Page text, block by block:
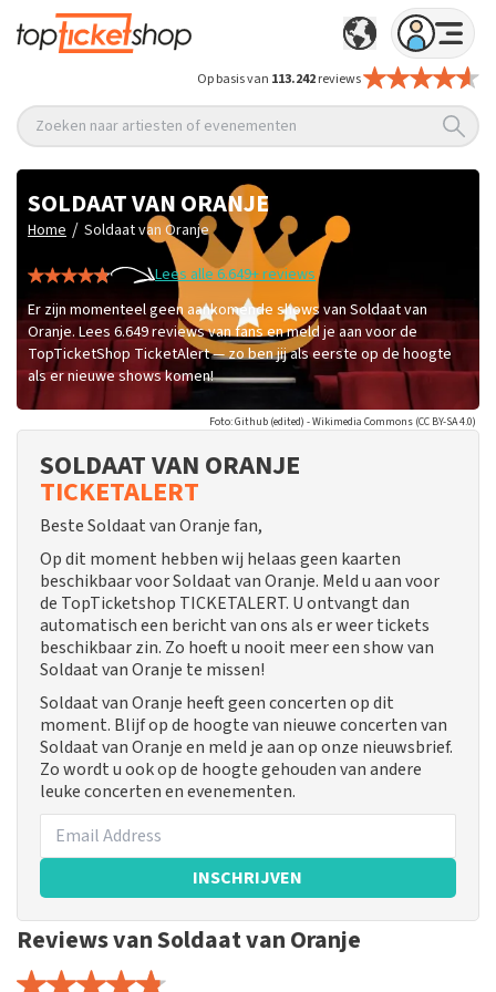
Op basis van 113.242reviews
Zoeken naar artiesten of evenementen
SOLDAAT VAN ORANJE
Home / Soldaat van Oranje
Lees alle 6.649+ reviews
Er zijn momenteel geen aankomende shows van Soldaat van
Oranje. Lees 6.649 reviews van fans en meld je aan voor de
TopTicketShop TicketAlert — zo ben jij als eerste op de hoogte
als er nieuwe shows komen!
Foto: Github (edited) - Wikimedia Commons (CC BY-SA 4.0)
SOLDAAT VAN ORANJE
TICKETALERT
Beste Soldaat van Oranje fan,
Op dit moment hebben wij helaas geen kaarten
beschikbaar voor Soldaat van Oranje. Meld u aan voor
de TopTicketshop TICKETALERT. U ontvangt dan
automatisch een bericht van ons als er weer tickets
beschikbaar zin. Zo hoeft u nooit meer een show van
Soldaat van Oranje te missen!
Soldaat van Oranje heeft geen concerten op dit
moment. Blijf op de hoogte van nieuwe concerten van
Soldaat van Oranje en meld je aan op onze nieuwsbrief.
Zo wordt u ook op de hoogte gehouden van andere
leuke concerten en evenementen.
INSCHRIJVEN
Reviews van Soldaat van Oranje